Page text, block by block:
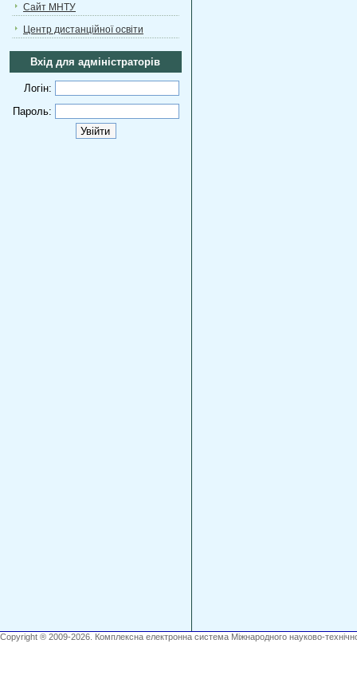
Сайт МНТУ
Центр дистанційної освіти
Вхід для адміністраторів
Логін:
Пароль:
Copyright ® 2009-2026. Комплексна електронна система Міжнародного науково-